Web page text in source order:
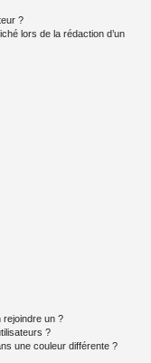
?
lors de la rédaction d’un
rejoindre un ?
?
une couleur différente ?